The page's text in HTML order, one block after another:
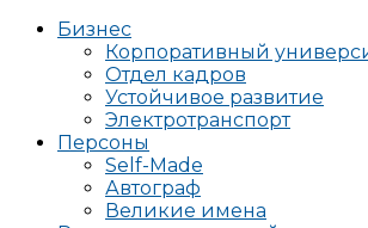
Бизнес
Корпоративный
Отдел кадров
Устойчивое развитие
Электротранспорт
Персоны
Self-Made
Автограф
Великие имена